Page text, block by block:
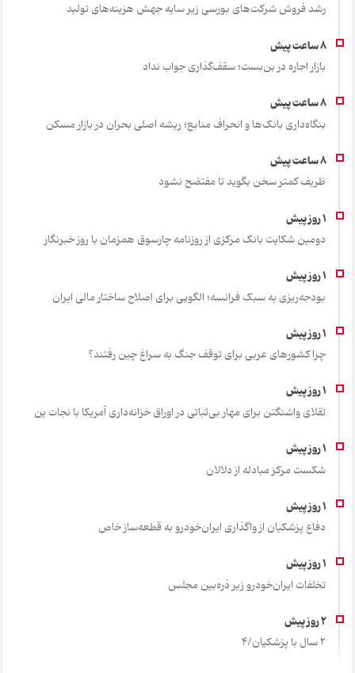
رشد فروش شرکت‌های بورسی زیر سایه جهش هزینه‌های تولید
بازار اجاره در بن‌بست؛ سقف‌گذاری جواب نداد
بنگاه‌داری بانک‌ها و انحراف منابع؛ ریشه اصلی بحران در بازار مسکن
ظریف کمتر سخن بگوید تا مفتضح نشود
دومین شکایت بانک مرکزی از روزنامه چارسوق همزمان با روز خبرنگار
بودجه‌ریزی به سبک فرانسه؛ الگویی برای اصلاح ساختار مالی ایران
چرا کشورهای عربی برای توقف جنگ به سراغ چین رفتند؟
تقلای واشنگتن برای مهار بی‌ثباتی در اوراق خزانه‌داری آمریکا با نجات ین
شکست مرکز مبادله از دلالان
دفاع پزشکیان از واگذاری ایران‌خودرو به قطعه‌ساز خاص
تخلفات ایران‌خودرو زیر ذره‌بین مجلس
2 سال با پزشکیان/4